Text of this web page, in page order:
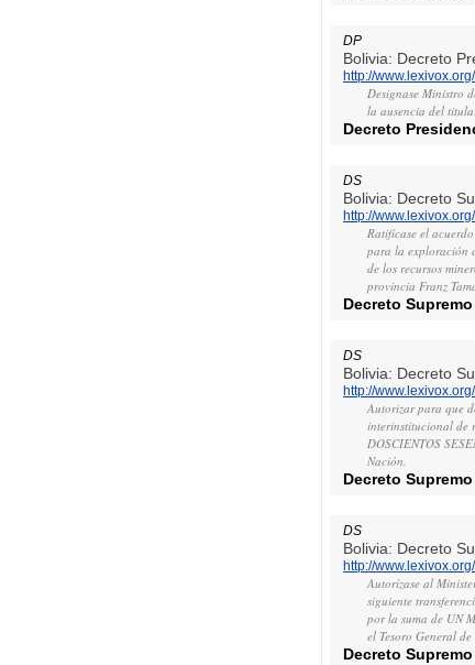
DP
Bolivia: Decreto
http://
Designase Ministro
la ausencia del
Decreto
DS
Bolivia: Decreto
http://
Ratifícase el
para la exploración
de los recursos
provincia Franz
Decreto Supremo
DS
Bolivia: Decreto
http://
Autorizar para que
interinstitucional de
DOSCIENTOS
Nación.
Decreto Supremo
DS
Bolivia: Decreto
http://
Autorízase al
siguiente
por la suma de UN
el Tesoro General
Decreto Supremo